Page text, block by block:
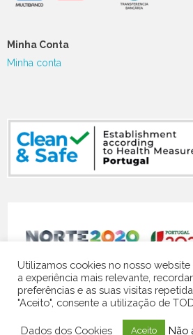
Minha Conta
Minha conta
© 2024 Quinta Vale do Homem |
Utilizamos cookies no nosso
a experiência mais relevante,
preferências e as suas visitas
"Aceito", consente a utilização de
Dados dos Cookies Aceito Não